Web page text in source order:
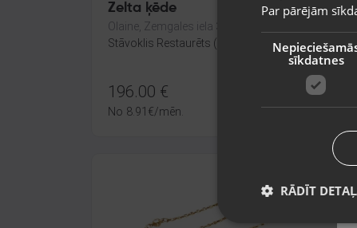
Zelta ķēde
Olaine, Zemgales iela 37
Stāvoklis Restaurēts (Garantija 24 mēneši)
196.00 €
No 8.91 €/mēn.
Par pārējām
sīkdatnes
RĀDĪT